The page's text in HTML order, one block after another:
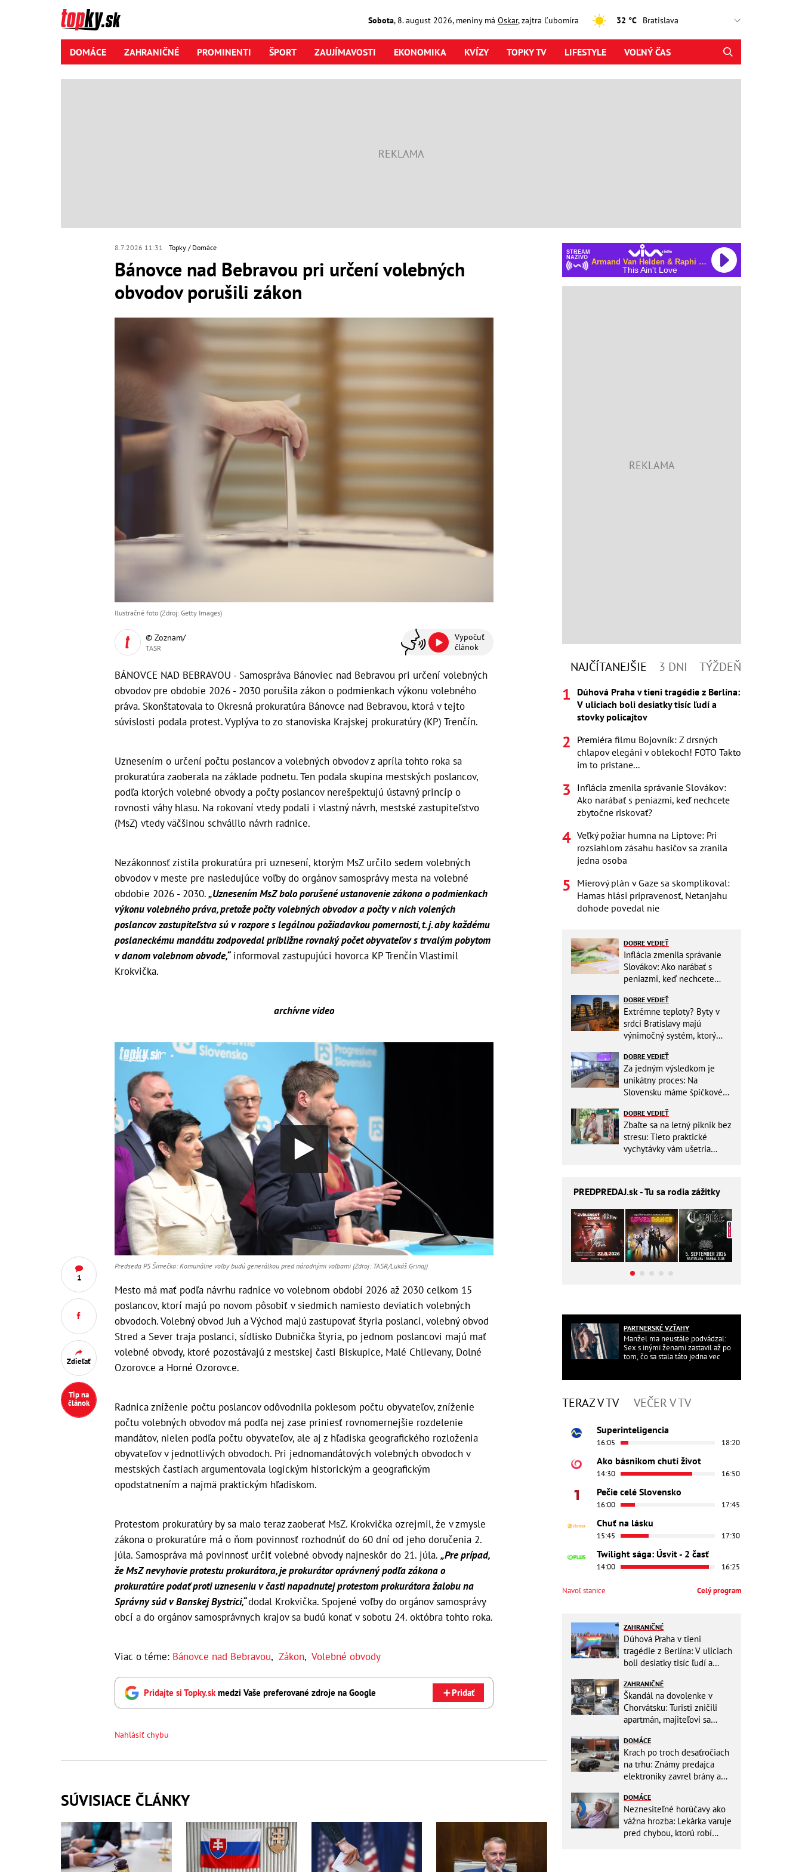
Sobota, 8. august2026, meniny má Oskar, zajtra Ľubomíra 32 °C
DOMÁCE ZAHRANIČNÉ PROMINENTI ŠPORT ZAUJÍMAVOSTI EKONOMIKA KVÍZY TOPKY TV LIFESTYLE VOĽNÝ ČAS
8.7.2026 11:31 Topky Domáce
Bánovce nad Bebravou pri určení volebných
obvodov porušili zákon
1
Zdieľať
Tip na
článok
Ilustračné foto (Zdroj: Getty Images)
© Zoznam/
TASR
Vypočuť
článok
BÁNOVCE NAD BEBRAVOU - Samospráva Bánoviec nad Bebravou pri určení volebných
obvodov pre obdobie 2026 - 2030 porušila zákon o podmienkach výkonu volebného
práva. Skonštatovala to Okresná prokuratúra Bánovce nad Bebravou, ktorá v tejto
súvislosti podala protest. Vyplýva to zo stanoviska Krajskej prokuratúry (KP) Trenčín.
Uznesením o určení počtu poslancov a volebných obvodov z apríla tohto roka sa
prokuratúra zaoberala na základe podnetu. Ten podala skupina mestských poslancov,
podľa ktorých volebné obvody a počty poslancov nerešpektujú ústavný princíp o
rovnosti váhy hlasu. Na rokovaní vtedy podali i vlastný návrh, mestské zastupiteľstvo
(MsZ) vtedy väčšinou schválilo návrh radnice.
Nezákonnosť zistila prokuratúra pri uznesení, ktorým MsZ určilo sedem volebných
obvodov v meste pre nasledujúce voľby do orgánov samosprávy mesta na volebné
obdobie 2026 - 2030.„Uznesením MsZ bolo porušené ustanovenie zákona o podmienkach
výkonu volebného práva, pretože počty volebných obvodov a počty v nich volených
poslancov zastupiteľstva sú v rozpore s legálnou požiadavkou pomernosti, t. j. aby každému
poslaneckému mandátu zodpovedal približne rovnaký počet obyvateľov s trvalým pobytom
v danom volebnom obvode,“informoval zastupujúci hovorca KP Trenčín Vlastimil
Krokvička.
archívne video
Predseda PS Šimečka: Komunálne voľby budú generálkou pred národnými voľbami (Zdroj: TASR/Lukáš Grinaj)
Mesto má mať podľa návrhu radnice vo volebnom období 2026 až 2030 celkom 15
poslancov, ktorí majú po novom pôsobiť v siedmich namiesto deviatich volebných
obvodoch. Volebný obvod Juh a Východ majú zastupovať štyria poslanci, volebný obvod
Stred a Sever traja poslanci, sídlisko Dubnička štyria, po jednom poslancovi majú mať
volebné obvody, ktoré pozostávajú z mestskej časti Biskupice, Malé Chlievany, Dolné
Ozorovce a Horné Ozorovce.
Radnica zníženie počtu poslancov odôvodnila poklesom počtu obyvateľov, zníženie
počtu volebných obvodov má podľa nej zase priniesť rovnomernejšie rozdelenie
mandátov, nielen podľa počtu obyvateľov, ale aj z hľadiska geografického rozloženia
obyvateľov v jednotlivých obvodoch. Pri jednomandátových volebných obvodoch v
mestských častiach argumentovala logickým historickým a geografickým
opodstatnením a najmä praktickým hľadiskom.
Protestom prokuratúry by sa malo teraz zaoberať MsZ. Krokvička ozrejmil, že v zmysle
zákona o prokuratúre má o ňom povinnosť rozhodnúť do 60 dní od jeho doručenia 2.
júla. Samospráva má povinnosť určiť volebné obvody najneskôr do 21. júla. „Pre prípad,
že MsZ nevyhovie protestu prokurátora, je prokurátor oprávnený podľa zákona o
prokuratúre podať proti uzneseniu v časti napadnutej protestom prokurátora žalobu na
Správny súd v Banskej Bystrici,“dodal Krokvička. Spojené voľby do orgánov samosprávy
obcí a do orgánov samosprávnych krajov sa budú konať v sobotu 24. októbra tohto roka.
Viac o téme: Bánovce nad Bebravou, Zákon, Volebné obvody
Pridajte si Topky.skmedzi Vaše preferované zdroje na Google Pridať
Nahlásiť chybu
SÚVISIACE ČLÁNKY
STREAM
NAŽIVO
Armand Van Helden & Raphi & George Reid
This Ain't Love
NAJČÍTANEJŠIE 3 DNI TÝŽDEŇ
Dúhová Praha v tieni tragédie z Berlína:
V uliciach boli desiatky tisíc ľudí a
stovky policajtov
Premiéra filmu Bojovník: Z drsných
chlapov elegáni v oblekoch! FOTO Takto
im to pristane...
Inflácia zmenila správanie Slovákov:
Ako narábať s peniazmi, keď nechcete
zbytočne riskovať?
Veľký požiar humna na Liptove: Pri
rozsiahlom zásahu hasičov sa zranila
jedna osoba
Mierový plán v Gaze sa skomplikoval:
Hamas hlási pripravenosť, Netanjahu
dohode povedal nie
DOBRE VEDIEŤ
Inflácia zmenila správanie
Slovákov: Ako narábať s
peniazmi, keď nechcete
DOBRE VEDIEŤ
Extrémne teploty? Byty v
srdci Bratislavy majú
výnimočný systém, ktorý
DOBRE VEDIEŤ
Za jedným výsledkom je
unikátny proces: Na
Slovensku máme špičkové
DOBRE VEDIEŤ
Zbaľte sa na letný piknik bez
stresu: Tieto praktické
vychytávky vám ušetria
PREDPREDAJ.sk - Tu sa rodia zážitky
PARTNERSKÉ VZŤAHY
Manžel ma neustále podvádzal:
Sex s inými ženami zastavil až po
tom, čo sa stala táto jedna vec
TERAZ V TV VEČER V TV
Superinteligencia
16:05 18:20
Ako básnikom chutí život
14:30 16:50
Pečie celé Slovensko
16:00 17:45
Chuť na lásku
15:45 17:30
Twilight sága: Úsvit - 2 časť
14:00 16:25
Navoľ stanice Celý program
ZAHRANIČNÉ
Dúhová Praha v tieni
tragédie z Berlína: V uliciach
boli desiatky tisíc ľudí a
ZAHRANIČNÉ
Škandál na dovolenke v
Chorvátsku: Turisti zničili
apartmán, majiteľovi sa
preplatiť hotel
DOMÁCE
Krach po troch desaťročiach
na trhu: Známy predajca
elektroniky zavrel brány a
DOMÁCE
Neznesiteľné horúčavy ako
vážna hrozba: Lekárka varuje
pred chybou, ktorú robí